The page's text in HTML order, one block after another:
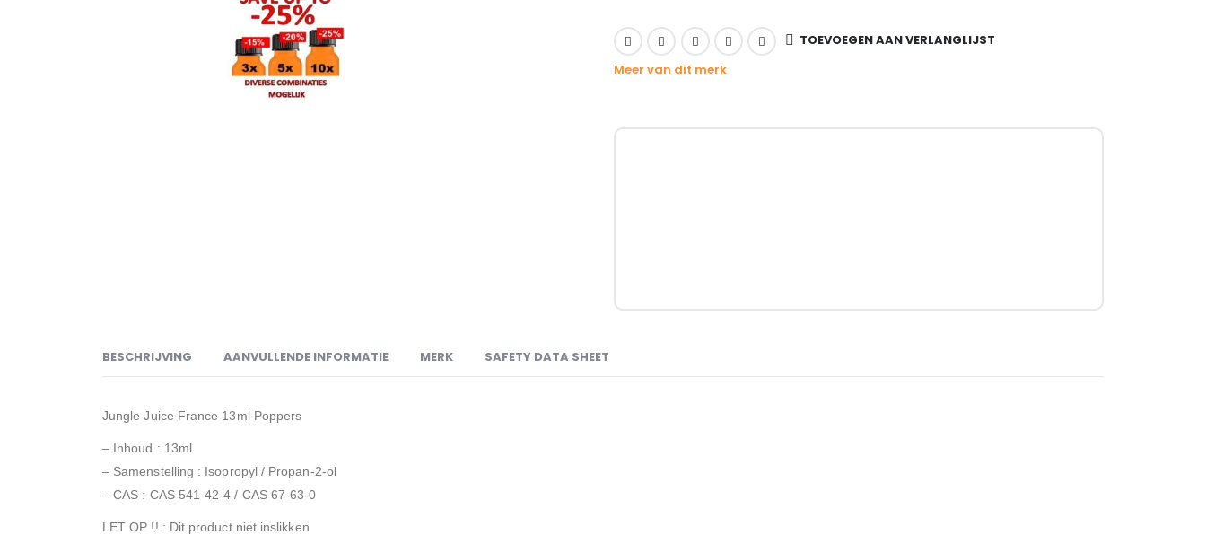
TOEVOEGEN AAN VERLANGLIJST
Meer van dit merk
BESCHRIJVING AANVULLENDE INFORMATIE MERK SAFETY DATA SHEET
Jungle Juice France 13ml Poppers
– Inhoud : 13ml
– Samenstelling : Isopropyl / Propan-2-ol
– CAS : CAS 541-42-4 / CAS 67-63-0
LET OP !! : Dit product niet inslikken